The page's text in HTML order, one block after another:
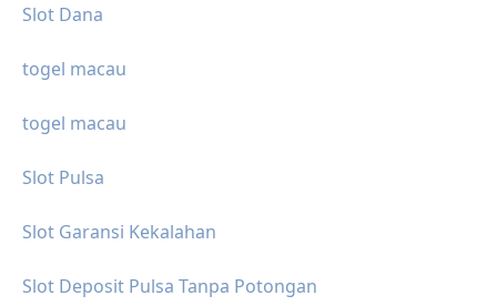
Slot Dana
togel macau
togel macau
Slot Pulsa
Slot Garansi Kekalahan
Slot Deposit Pulsa Tanpa Potongan